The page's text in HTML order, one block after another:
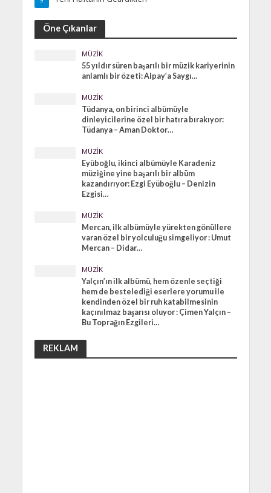
Öne Çıkanlar
MÜZIK
55 yıldır süren başarılı bir müzik kariyerinin
anlamlı bir özeti: Alpay’a Saygı…
MÜZIK
Tüdanya, on birinci albümüyle
dinleyicilerine özel bir hatıra bırakıyor:
Tüdanya – Aman Doktor…
MÜZIK
Eyüboğlu, ikinci albümüyle Karadeniz
müziğine yine başarılı bir albüm
kazandırıyor: Ezgi Eyüboğlu – Denizin
Ezgisi…
MÜZIK
Mercan, ilk albümüyle yürekten gönüllere
varan özel bir yolculuğu simgeliyor : Umut
Mercan – Didar…
MÜZIK
Yalçın’ın ilk albümü, hem özenle seçtiği
hem de bestelediği eserlere yorumu ile
kendinden özel bir ruh katabilmesinin
kaçınılmaz başarısı oluyor : Çimen Yalçın –
Bu Toprağın Ezgileri…
REKLAM